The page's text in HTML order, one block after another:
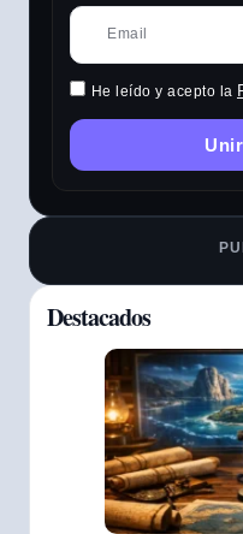
He leído y acepto la
Destacados